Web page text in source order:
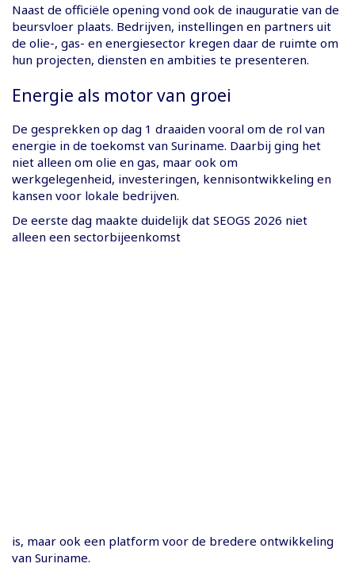
Naast de officiële opening vond ook de inauguratie van de
beursvloer plaats. Bedrijven, instellingen en partners uit
de olie-, gas- en energiesector kregen daar de ruimte om
hun projecten, diensten en ambities te presenteren.
Energie als motor van groei
De gesprekken op dag 1 draaiden vooral om de rol van
energie in de toekomst van Suriname. Daarbij ging het
niet alleen om olie en gas, maar ook om
werkgelegenheid, investeringen, kennisontwikkeling en
kansen voor lokale bedrijven.
De eerste dag maakte duidelijk dat SEOGS 2026 niet
alleen een sectorbijeenkomst
is, maar ook een platform voor de bredere ontwikkeling
van Suriname.